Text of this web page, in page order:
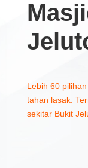
Lebih 60
tahan lasak.
sekitar Bukit